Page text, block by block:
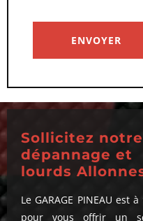
Sollicitez
dépannage et
lourds
Le GARAGE PINEAU
pour vous offrir un